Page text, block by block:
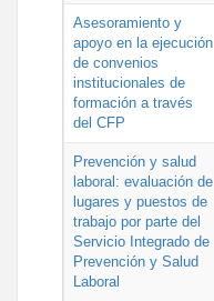
Asesoramiento y
apoyo en la ejecución
de convenios
institucionales de
formación a través
del CFP
Prevención y salud
laboral: evaluación de
lugares y puestos de
trabajo por parte del
Servicio Integrado de
Prevención y Salud
Laboral